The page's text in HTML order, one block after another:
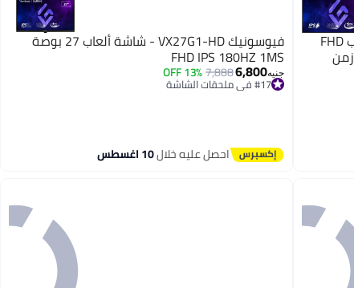
فيوسونيك VX2479A-HD-PRO شاشة ألعاب FHD
هرتز | زمن
فيوسونيك VX27G1-HD - شاشة ألعاب 27 بوصة
FHD IPS 180HZ 1MS
جنيه6,800
7,888
13% OFF #17 في ملحقات الشاشة
توصيل مجاني
احصل عليه خلال10 اغسطس